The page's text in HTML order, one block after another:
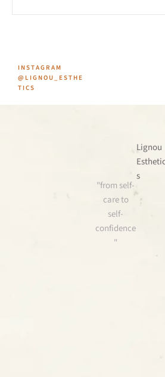
INSTAGRAM
@LIGNOU_ESTHE
TICS
"from self-
care to
self-
confidence
"
Lignou
Esthetic
s